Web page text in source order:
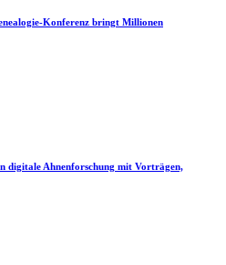
Konferenz bringt Millionen
digitale Ahnenforschung mit Vorträgen,